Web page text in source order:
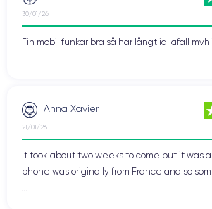
30/01/26
Fin mobil funkar bra så här långt iallafall mvh
Anna Xavier
21/01/26
It took about two weeks to come but it was
phone was originally from France and so